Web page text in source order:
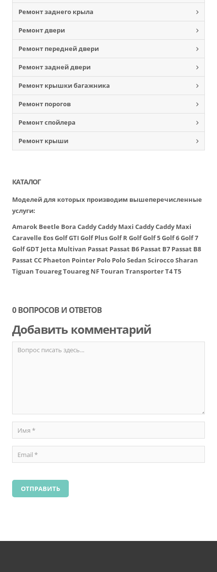
Ремонт заднего крыла
Ремонт двери
Ремонт передней двери
Ремонт задней двери
Ремонт крышки багажника
Ремонт порогов
Ремонт спойлера
Ремонт крыши
КАТАЛОГ
Моделей для которых производим вышеперечисленные
услуги:
Amarok Beetle Bora CaddyCaddy Maxi CaddyCaddy Maxi
Caravelle EosGolf GTI Golf PlusGolf RGolfGolf 5Golf 6Golf 7
Golf GDT Jetta Multivan Passat Passat B6 Passat B7 Passat B8
Passat CC Phaeton Pointer Polo Polo Sedan SciroccoSharan
Tiguan TouaregTouareg NFTouran TransporterT4T5
0 ВОПРОСОВ И ОТВЕТОВ
Добавить комментарий